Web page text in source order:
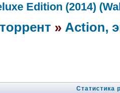
Edition (2014)
» Action,
Статистика